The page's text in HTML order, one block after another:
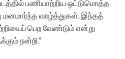
பணியாற்றிய ஒட்டுமொத்த
மனமார்ந்த வாழ்த்துகள். இந்தத்
பெற வேண்டும் என்று
நன்றி.”